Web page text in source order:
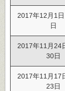
2017年12月1
日
2017年11月24
30日
2017年11月17
23日